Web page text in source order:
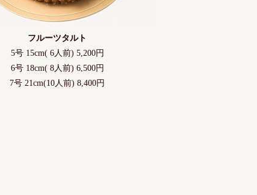
フルーツタルト
5号 15cm( 6人前) 5,200円
6号 18cm( 8人前) 6,500円
7号 21cm(10人前) 8,400円